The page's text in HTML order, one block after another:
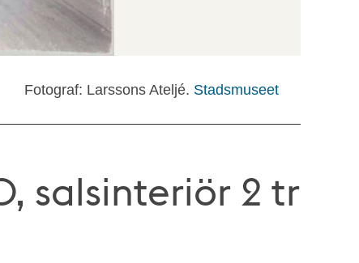
Fotograf: Larssons Ateljé. Stadsmuseet
salsinteriör 2 tr